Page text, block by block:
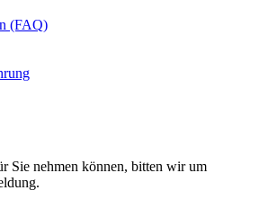
(FAQ)
Sie nehmen können, bitten wir um